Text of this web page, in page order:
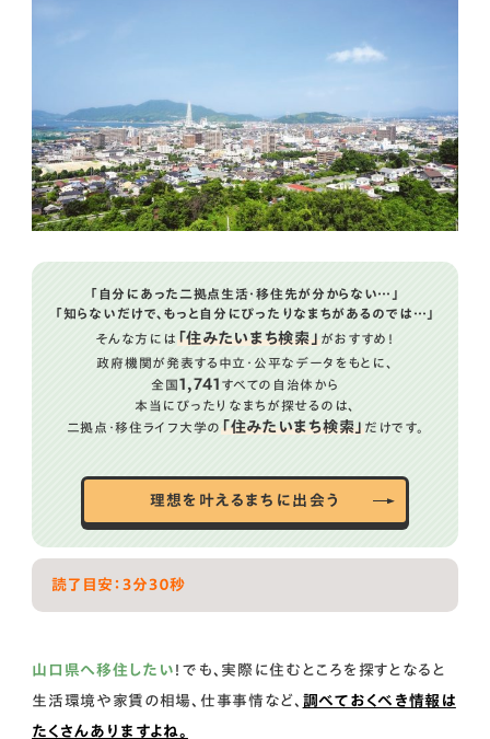
全国の人気移住スポットはこちら
山口県の移住支援制度
はじめての移住計画を立てる際の注意点
豊かな自然と歴史ある山口県でのびのび暮らす
「自分にあった二拠点生活・移住先が分からない…」
「知らないだけで、もっと自分にぴったりなまちがあるのでは…」
そんな方には「住みたいまち検索」がおすすめ！
政府機関が発表する中立・公平なデータをもとに、
全国1,741 すべての自治体から
本当にぴったりなまちが探せるのは、
二拠点・移住ライフ大学の「住みたいまち検索」だけです。
理想を叶えるまちに出会う
読了目安：３分３０秒
山口県へ移住したい ！でも、実際に住むところを探すとなると
生活環境や家賃の相場、仕事事情など、 調べておくべき情報は
たくさんありますよね。